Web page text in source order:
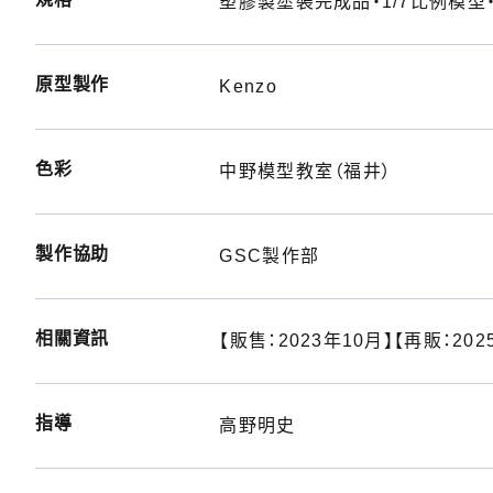
原型製作 Kenzo
色彩 中野模型教室（福井）
製作協助 GSC製作部
相關資訊 【販售：2023年10月】【再販：
指導 高野明史